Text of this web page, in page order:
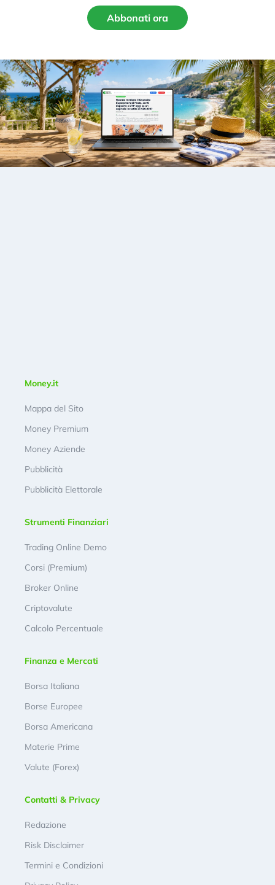
Abbonati ora
Money.it
Mappa del Sito
Money Premium
Money Aziende
Pubblicità
Pubblicità Elettorale
Strumenti Finanziari
Trading Online Demo
Corsi (Premium)
Broker Online
Criptovalute
Calcolo Percentuale
Finanza e Mercati
Borsa Italiana
Borse Europee
Borsa Americana
Materie Prime
Valute (Forex)
Contatti & Privacy
Redazione
Risk Disclaimer
Termini e Condizioni